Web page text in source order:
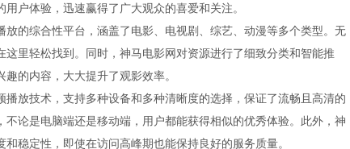
户体验，迅速赢得了广大观众的喜爱和关注。
的综合性平台，涵盖了电影、电视剧、综艺、动漫等多个类型。无
里轻松找到。同时，神马电影网对资源进行了细致分类和智能推
的内容，大大提升了观影效率。
放技术，支持多种设备和多种清晰度的选择，保证了流畅且高清的
论是电脑端还是移动端，用户都能获得相似的优秀体验。此外，神
稳定性，即使在访问高峰期也能保持良好的服务质量。